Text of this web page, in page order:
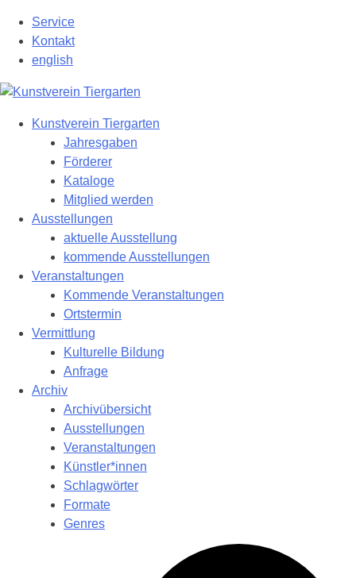
Hauptinhalt
springen
Service
Kontakt
english
Kunstverein Tiergarten
Jahresgaben
Förderer
Kataloge
Mitglied werden
Ausstellungen
aktuelle Ausstellung
kommende Ausstellungen
Veranstaltungen
Kommende Veranstaltungen
Ortstermin
Vermittlung
Kulturelle Bildung
Anfrage
Archiv
Archivübersicht
Ausstellungen
Veranstaltungen
Künstler*innen
Schlagwörter
Formate
Genres